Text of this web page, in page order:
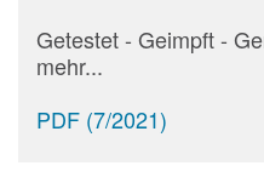
Getestet - Geimpft -
mehr...
PDF (7/2021)